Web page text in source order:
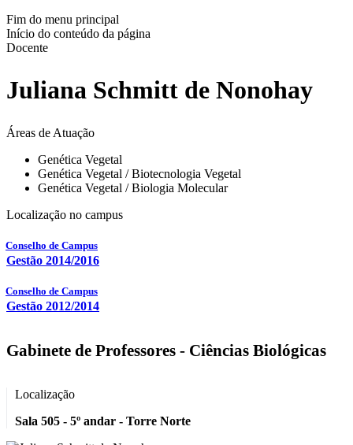
Fim do menu principal
Início do conteúdo da página
Docente
Juliana Schmitt de Nonohay
Áreas de Atuação
Genética Vegetal
Genética Vegetal / Biotecnologia Vegetal
Genética Vegetal / Biologia Molecular
Localização no campus
Conselho de Campus
Gestão 2014/2016
Conselho de Campus
Gestão 2012/2014
Gabinete de Professores - Ciências Biológicas
Localização
Sala 505 - 5º andar - Torre Norte